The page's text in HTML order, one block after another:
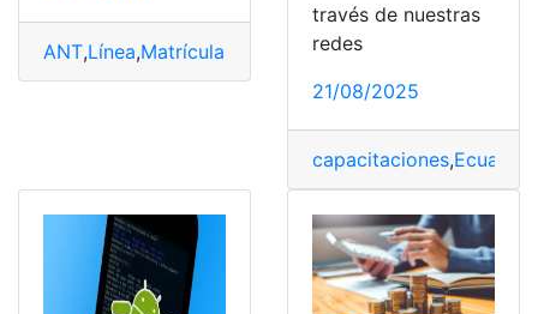
ANT,Línea,Matrícula ,pagar
través de nuestras
redes
21/08/2025
capacitaciones,Ecuador